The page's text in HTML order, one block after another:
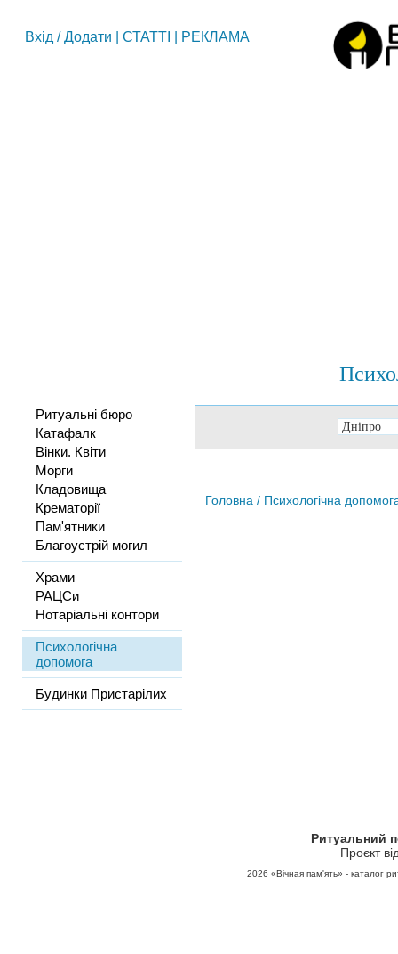
Вхід /Додати СТАТТІ РЕКЛАМА
Ритуальні бюро
Катафалк
Вінки. Квіти
Морги
Кладовища
Крематорії
Пам'ятники
Благоустрій могил
Храми
РАЦСи
Нотаріальні контори
Психологічна
допомога
Будинки Пристарілих
Головна / Психологічна
Ритуальний
Проєкт
2026 «Вічная пам'ять» - каталог